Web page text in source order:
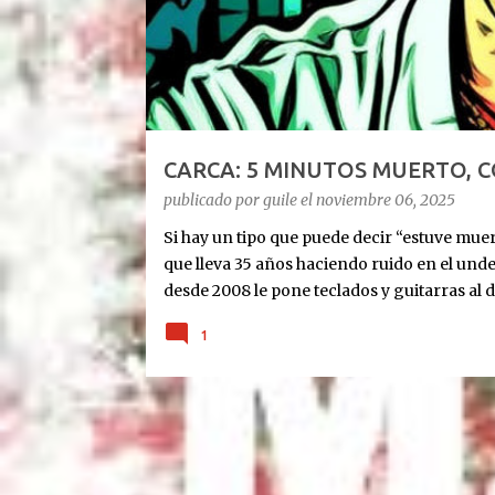
d
a
s
CARCA: 5 MINUTOS MUERTO,
publicado porguileelnoviembre 06, 2025
Si hay un tipo que puede decir “estuve
que lleva 35 años haciendo ruido en el
desde 2008 le pone teclados y guitarras al
últimas. 10 días antes de Navidad: para 5
tablet, guitarra y susurros a las 2 AM.
show SOLISTA en DOS AÑOS. “Quiero
escucharon”, tira Carca en el living de
Exultante en 3 frases: Rock setentoso +
1